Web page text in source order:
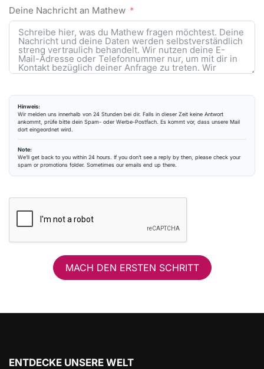
Deine Nachricht an Mathew
Hinweis:
Wir melden uns innerhalb von 24 Stunden bei dir. Falls in dieser Zeit keine Antwort
ankommt, prüfe bitte dein Spam- oder Werbe-Postfach. Es kommt vor, dass unsere Mail
dort eingeordnet wird.
Note:
We’ll get back to you within 24 hours. If you don’t see a reply by then, please check your
spam or promotions folder. Sometimes our emails end up there.
MACH DEN ERSTEN SCHRITT
ENTDECKE UNSERE WELT